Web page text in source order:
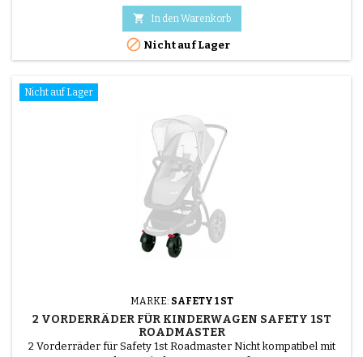
 In den Warenkorb
 Nicht auf Lager
Nicht auf Lager
MARKE: SAFETY 1 ST
2 VORDERRÄDER FÜR KINDERWAGEN SAFETY 1ST
ROADMASTER
2 Vorderräder für Safety 1st Roadmaster Nicht kompatibel mit